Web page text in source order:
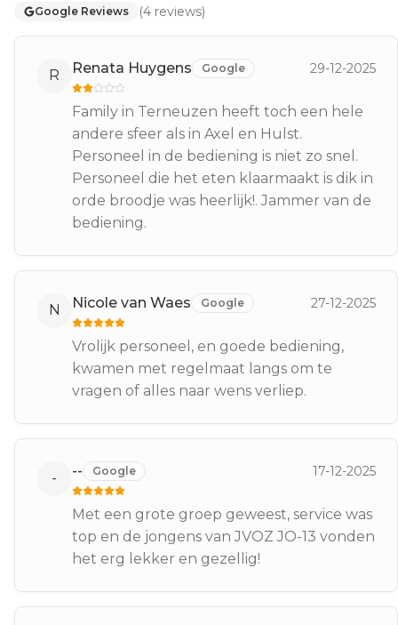
Google Reviews (4 reviews)
R Renata Huygens Google 29-12-2025
Family in Terneuzen heeft toch een hele
andere sfeer als in Axel en Hulst.
Personeel in de bediening is niet zo snel.
Personeel die het eten klaarmaakt is dik in
orde broodje was heerlijk!. Jammer van de
bediening.
N Nicole van Waes Google 27-12-2025
Vrolijk personeel, en goede bediening,
kwamen met regelmaat langs om te
vragen of alles naar wens verliep.
- -- Google 17-12-2025
Met een grote groep geweest, service was
top en de jongens van JVOZ JO-13 vonden
het erg lekker en gezellig!